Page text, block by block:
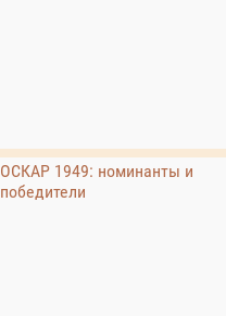
ОСКАР 1949: номинанты и
победители